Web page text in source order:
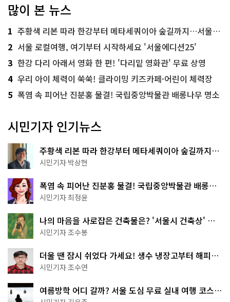
많이 본 뉴스
1 주황색 리본 따라 한강부터 메타세쿼이아 숲길까지…서울둘레길 15코스
2 서울 로컬여행, 여기부터 시작하세요 '서울에디션25'
3 한강 다리 아래서 영화 한 편! '다리밑 영화관' 무료 상영
4 우리 아이 체력이 쑥쑥! 클라이밍 키즈카페·어린이 체력장
5 폭염 속 피어난 진분홍 물결! 국립중앙박물관 배롱나무 명소
시민기자 인기뉴스
주황색 리본 따라 한강부터 메타세쿼이아 숲길까지…
서울둘레길 15코스
시민기자 박상현
폭염 속 피어난 진분홍 물결! 국립중앙박물관 배롱나
무 명소
시민기자 최정윤
나의 마음을 사로잡은 건축물은? '서울시 건축상' 수
상작 공개!
시민기자 조수봉
더울 땐 잠시 쉬었다 가세요! 생수 냉장고부터 해피소
·무더위쉼터까지
시민기자 조수연
여름방학 어디 갈까? 서울 도심 무료 실내 여행 코스